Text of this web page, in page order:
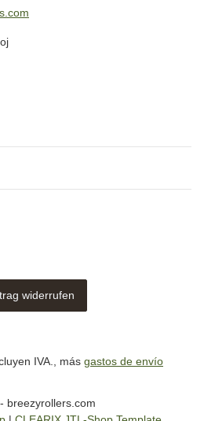
widerrufen
IVA., más gastos de envío
breezyrollers.com